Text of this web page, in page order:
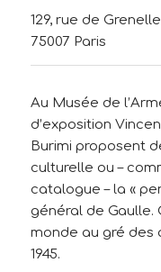
129, rue de Grenelle
75007 Paris
Au Musée de
d’exposition
Burimi proposent
culturelle ou –
catalogue – la «
général de
monde au gré des
1945.